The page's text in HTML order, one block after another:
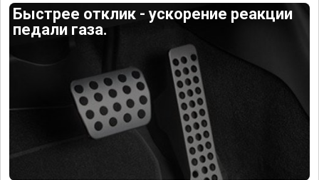
Быстрее отклик - ускорение реакции
педали газа.